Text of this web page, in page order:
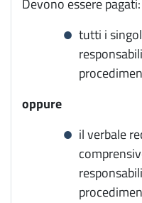
Devono essere pagati:
tutti i
oppure
il verbale